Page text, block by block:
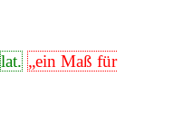
lat. „ein Maß für